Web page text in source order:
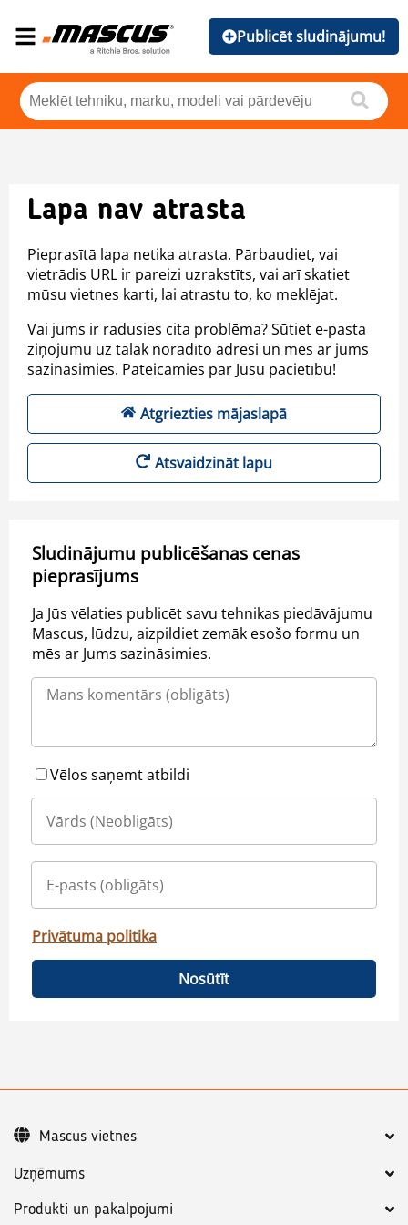
Publicēt sludinājumu!
Lapa nav atrasta
Pieprasītā lapa netika atrasta. Pārbaudiet, vai
vietrādis URL ir pareizi uzrakstīts, vai arī skatiet
mūsu vietnes karti, lai atrastu to, ko meklējat.
Vai jums ir radusies cita problēma? Sūtiet e-pasta
ziņojumu uz tālāk norādīto adresi un mēs ar jums
sazināsimies. Pateicamies par Jūsu pacietību!
Atgriezties mājaslapā
Atsvaidzināt lapu
Sludinājumu publicēšanas cenas
pieprasījums
Ja Jūs vēlaties publicēt savu tehnikas piedāvājumu
Mascus, lūdzu, aizpildiet zemāk esošo formu un
mēs ar Jums sazināsimies.
Vēlos saņemt atbildi
Privātuma politika
Nosūtīt
Uzņēmums
Produkti un pakalpojumi
Mascus vietnes